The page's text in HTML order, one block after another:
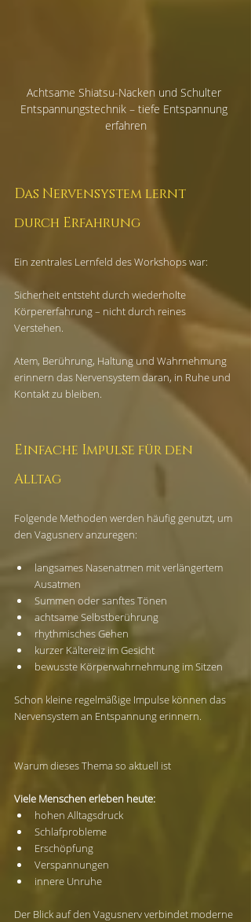
Achtsame Shiatsu-Nacken und Schulter
Entspannungstechnik – tiefe Entspannung
erfahren
Das Nervensystem lernt
durch Erfahrung
Ein zentrales Lernfeld des Workshops war:
Sicherheit entsteht durch wiederholte
Körpererfahrung – nicht durch reines
Verstehen.
Atem, Berührung, Haltung und Wahrnehmung
erinnern das Nervensystem daran, in Ruhe und
Kontakt zu bleiben.
Einfache Impulse für den
Alltag
Folgende Methoden werden häufig genutzt, um
den Vagusnerv anzuregen:
langsames Nasenatmen mit verlängertem
Ausatmen
Summen oder sanftes Tönen
achtsame Selbstberührung
rhythmisches Gehen
kurzer Kältereiz im Gesicht
bewusste Körperwahrnehmung im Sitzen
Schon kleine regelmäßige Impulse können das
Nervensystem an Entspannung erinnern.
Warum dieses Thema so aktuell ist
Viele Menschen erleben heute:
hohen Alltagsdruck
Schlafprobleme
Erschöpfung
Verspannungen
innere Unruhe
Der Blick auf den Vagusnerv verbindet moderne